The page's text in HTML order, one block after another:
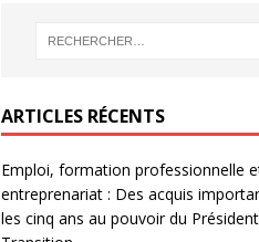
ARTICLES RÉCENTS
Emploi, formation professionnelle
entreprenariat : Des acquis
les cinq ans au pouvoir du